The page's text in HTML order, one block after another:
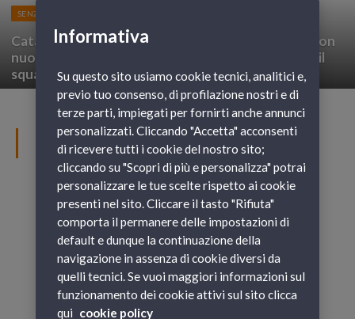
SENZA CATEGORIA
Catania Calcio, GNV è il
nuovo sponsor della
squadra
Meeting e convention
a bordo di GNV con il
servizio MICE
SENZA CATEGORIA
Informativa
Su questo sito usiamo cookie tecnici, analitici e,
previo tuo consenso, di profilazione nostri e di
terze parti, impiegati per fornirti anche annunci
personalizzati. Cliccando "Accetta" acconsenti
di ricevere tutti i cookie del nostro sito;
cliccando su "Scopri di più e personalizza" potrai
personalizzare le tue scelte rispetto ai cookie
presenti nel sito. Cliccare il tasto "Rifiuta"
comporta il permanere delle impostazioni di
default e dunque la continuazione della
navigazione in assenza di cookie diversi da
quelli tecnici. Se vuoi maggiori informazioni sul
funzionamento dei cookie attivi sul sito clicca
qui cookie policy